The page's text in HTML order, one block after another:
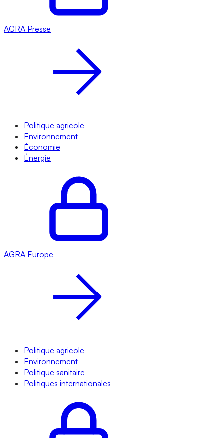
AGRA Presse
Politique agricole
Environnement
Économie
Énergie
AGRA Europe
Politique agricole
Environnement
Politique sanitaire
Politiques internationales